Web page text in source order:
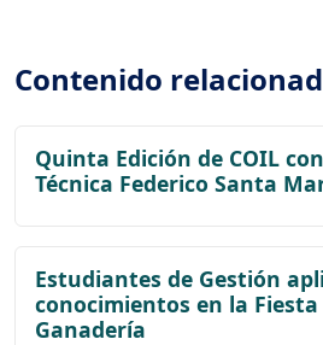
Contenido
Quinta Edición de COIL
Técnica Federico Santa
Estudiantes de Gestión
conocimientos en la
Ganadería